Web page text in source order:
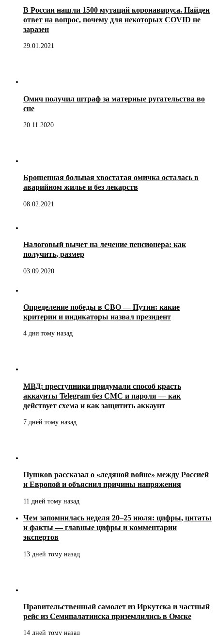
В России нашли 1500 мутаций коронавируса. Найден
ответ на вопрос, почему для некоторых COVID не
заразен
29.01.2021
Омич получил штраф за матерные ругательства во
сне
20.11.2020
Брошенная больная хвостатая омичка осталась в
аварийном жилье и без лекарств
08.02.2021
Налоговый вычет на лечение пенсионера: как
получить, размер
03.09.2020
Определение победы в СВО — Путин: какие
критерии и индикаторы назвал президент
4 дня тому назад
МВД: преступники придумали способ красть
аккаунты Telegram без СМС и пароля — как
действует схема и как защитить аккаунт
7 дней тому назад
Пушков рассказал о «ледяной войне» между Россией
и Европой и объяснил причины напряжения
11 дней тому назад
Чем запомнилась неделя 20–25 июля: цифры, цитаты
и факты — главные цифры и комментарии
экспертов
13 дней тому назад
Правительственный самолет из Иркутска и частный
рейс из Семипалатинска приземлились в Омске
14 дней тому назад